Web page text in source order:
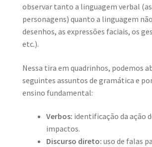
observar tanto a linguagem verbal
personagens) quanto a linguagem
desenhos, as expressões faciais, os
etc.).
Nessa tira em quadrinhos, podemos
seguintes assuntos de gramática e
ensino fundamental:
Verbos: identificação da ação
impactos.
Discurso direto: uso de falas